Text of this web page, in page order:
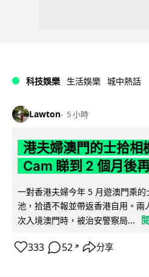
科技娛樂 生活娛樂 城中熱話
Lawton 5 小時
港夫婦澳門的士拾相
Cam 睇到 2 個月後
一對香港夫婦今年 5 月遊澳門乘
池，拾遺不報並帶返香港自用。
次入境澳門時，被治安警察局...
333 52 ↗ 分享